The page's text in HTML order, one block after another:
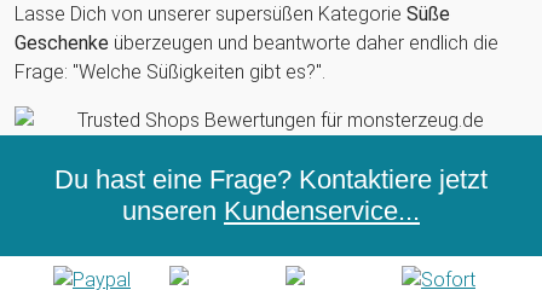
Lasse Dich von unserer supersüßen Kategorie Süße
Geschenke überzeugen und beantworte daher endlich die
Frage: "Welche Süßigkeiten gibt es?".
Du hast eine Frage? Kontaktiere jetzt
unseren Kundenservice...